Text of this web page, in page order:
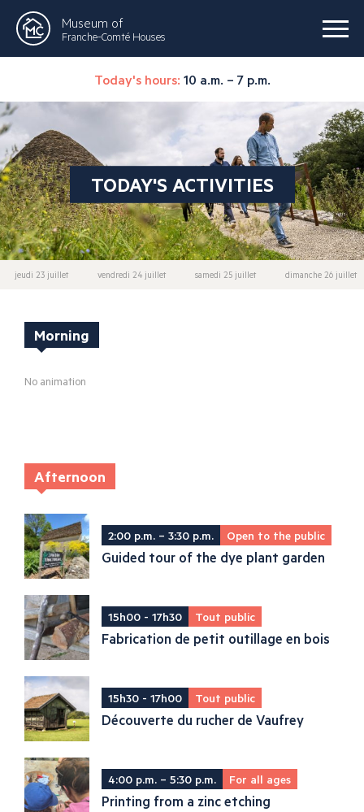
Museum of
Franche-Comté Houses
Today's hours: 10 a.m. – 7 p.m.
TODAY'S ACTIVITIES
jeudi 23 juillet vendredi 24 juillet samedi 25 juillet dimanche 26 juillet
Morning
No animation
Afternoon
2:00 p.m. – 3:30 p.m. Open to the public
Guided tour of the dye plant garden
15h00 - 17h30 Tout public
Fabrication de petit outillage en bois
15h30 - 17h00 Tout public
Découverte du rucher de Vaufrey
4:00 p.m. – 5:30 p.m. For all ages
Printing from a zinc etching